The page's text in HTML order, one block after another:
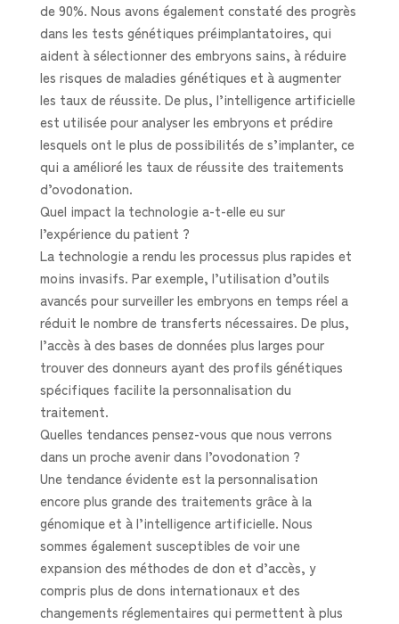
de 90%. Nous avons également constaté des progrès
dans les tests génétiques préimplantatoires, qui
aident à sélectionner des embryons sains, à réduire
les risques de maladies génétiques et à augmenter
les taux de réussite. De plus, l’intelligence artificielle
est utilisée pour analyser les embryons et prédire
lesquels ont le plus de possibilités de s’implanter, ce
qui a amélioré les taux de réussite des traitements
d’ovodonation.
Quel impact la technologie a-t-elle eu sur
l’expérience du patient ?
La technologie a rendu les processus plus rapides et
moins invasifs. Par exemple, l’utilisation d’outils
avancés pour surveiller les embryons en temps réel a
réduit le nombre de transferts nécessaires. De plus,
l’accès à des bases de données plus larges pour
trouver des donneurs ayant des profils génétiques
spécifiques facilite la personnalisation du
traitement.
Quelles tendances pensez-vous que nous verrons
dans un proche avenir dans l’ovodonation ?
Une tendance évidente est la personnalisation
encore plus grande des traitements grâce à la
génomique et à l’intelligence artificielle. Nous
sommes également susceptibles de voir une
expansion des méthodes de don et d’accès, y
compris plus de dons internationaux et des
changements réglementaires qui permettent à plus